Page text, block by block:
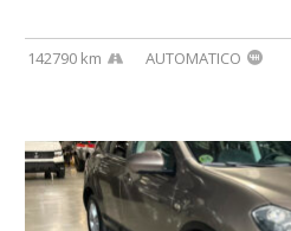
142790 km AUTOMATICO